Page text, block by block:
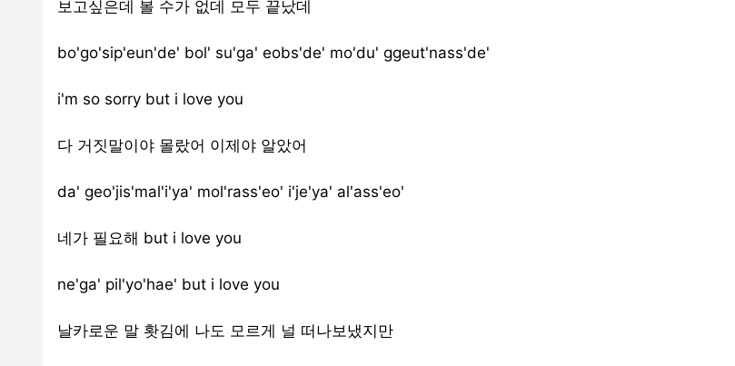
보고싶은데 볼 수가 없데 모두 끝났데
bo'go'sip'eun'de' bol' su'ga' eobs'de' mo'du' ggeut'nass'de'
i'm so sorry but i love you
다 거짓말이야 몰랐어 이제야 알았어
da' geo'jis'mal'i'ya' mol'rass'eo' i'je'ya' al'ass'eo'
네가 필요해 but i love you
ne'ga' pil'yo'hae' but i love you
날카로운 말 홧김에 나도 모르게 널 떠나보냈지만